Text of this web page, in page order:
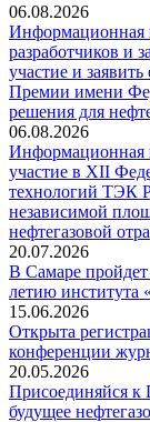
06.08.2026
Информационная
разработчиков и
участие и
Премии имени
решения для
06.08.2026
Информационная
участие в XII
технологий ТЭК
независимой
нефтегазовой
20.07.2026
В Самаре
летию института
15.06.2026
Открыта
конференции
20.05.2026
Присоединяйся к
будущее